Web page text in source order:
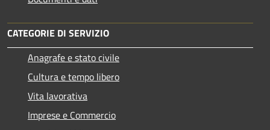
CATEGORIE DI SERVIZIO
Anagrafe e stato civile
Cultura e tempo libero
Vita lavorativa
Imprese e Commercio